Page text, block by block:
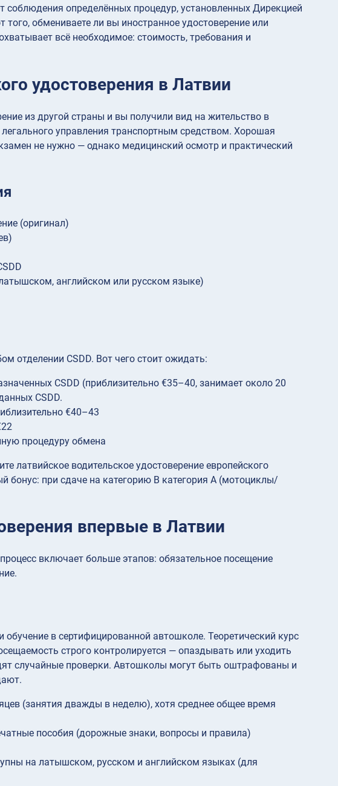
соблюдения определённых процедур, установленных Дирекцией
обмениваете ли вы иностранное удостоверение или
всё необходимое: стоимость, требования и
удостоверения в Латвии
из другой страны и вы получили вид на жительство в
управления транспортным средством. Хорошая
не нужно — однако медицинский осмотр и практический
(оригинал)
английском или русском языке)
отделении CSDD. Вот чего стоит ожидать:
CSDD (приблизительно €35–40, занимает около 20
CSDD.
€40–43
процедуру обмена
латвийское водительское удостоверение европейского
бонус: при сдаче на категорию B категория A (мотоциклы/
впервые в Латвии
включает больше этапов: обязательное посещение
в сертифицированной автошколе. Теоретический курс
строго контролируется — опаздывать или уходить
случайные проверки. Автошколы могут быть оштрафованы и
(занятия дважды в неделю), хотя среднее общее время
пособия (дорожные знаки, вопросы и правила)
на латышском, русском и английском языках (для